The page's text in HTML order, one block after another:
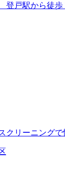
戸駅から徒歩
クリーニングで